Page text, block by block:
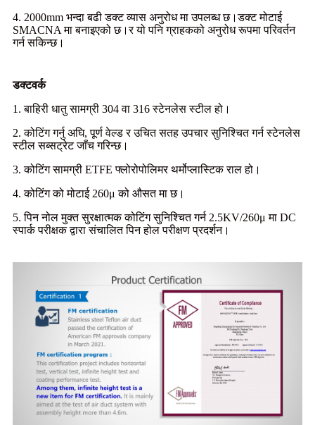
4. 2000mm भन्दा बढी डक्ट व्यास अनुरोध मा उपलब्ध छ।डक्ट मोटाई
SMACNA मा बनाइएको छ।र यो पनि ग्राहकको अनुरोध रूपमा परिवर्तन
गर्न सकिन्छ।
डक्टवर्क
1. बाहिरी धातु सामग्री 304 वा 316 स्टेनलेस स्टील हो।
2. कोटिंग गर्नु अघि, पूर्ण वेल्ड र उचित सतह उपचार सुनिश्चित गर्न स्टेनलेस
स्टील सब्सट्रेट जाँच गरिन्छ।
3. कोटिंग सामग्री ETFE फ्लोरोपोलिमर थर्मोप्लास्टिक राल हो।
4. कोटिंग को मोटाई 260μ को औसत मा छ।
5. पिन नोल मुक्त सुरक्षात्मक कोटिंग सुनिश्चित गर्न 2.5KV/260μ मा DC
स्पार्क परीक्षक द्वारा संचालित पिन होल परीक्षण प्रदर्शन।